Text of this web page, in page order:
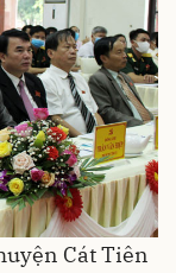
Cát Tiên